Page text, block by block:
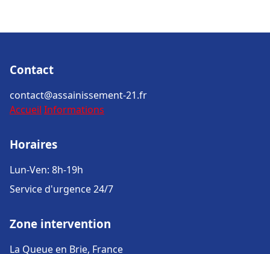
Contact
contact@assainissement-21.fr
Accueil Informations
Horaires
Lun-Ven: 8h-19h
Service d'urgence 24/7
Zone intervention
La Queue en Brie, France